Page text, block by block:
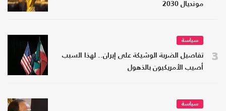
مونديال 2030
3
سياسة
تفاصيل الضربة الوشيكة على إيران.. لهذا السبب
أصيب الأمريكيون بالذهول
سياسة